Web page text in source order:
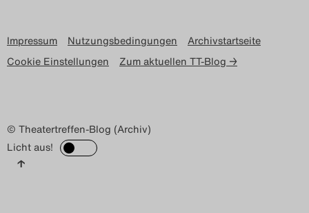
Impressum Nutzungsbedingungen
Archivstartseite
Cookie Einstellungen
Zum aktuellen TT-Blog →
© Theatertreffen-Blog (Archiv)
Licht aus!
↑